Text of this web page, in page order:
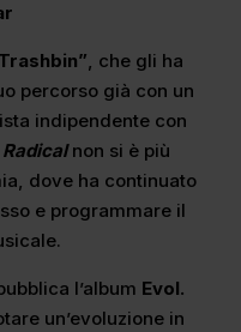
Trashbin”, che gli ha
percorso già con un
indipendente con
Radicalnon si è più
dove ha continuato
e programmare il
l’album Evol.
un’evoluzione in